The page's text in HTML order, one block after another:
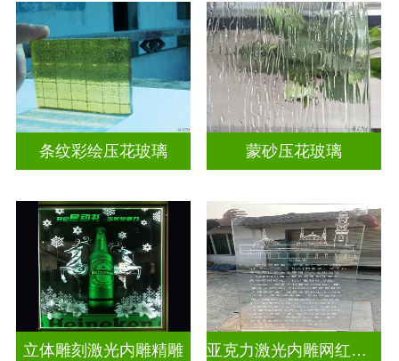
条纹彩绘压花玻璃 蒙砂压花玻璃
立体雕刻激光内雕精雕 亚克力激光内雕网红打卡背景